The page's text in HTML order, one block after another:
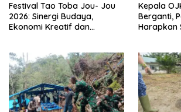
Festival Tao Toba Jou- Jou
2026: Sinergi Budaya,
Ekonomi Kreatif dan
Kepala
Berganti,
Harapkan